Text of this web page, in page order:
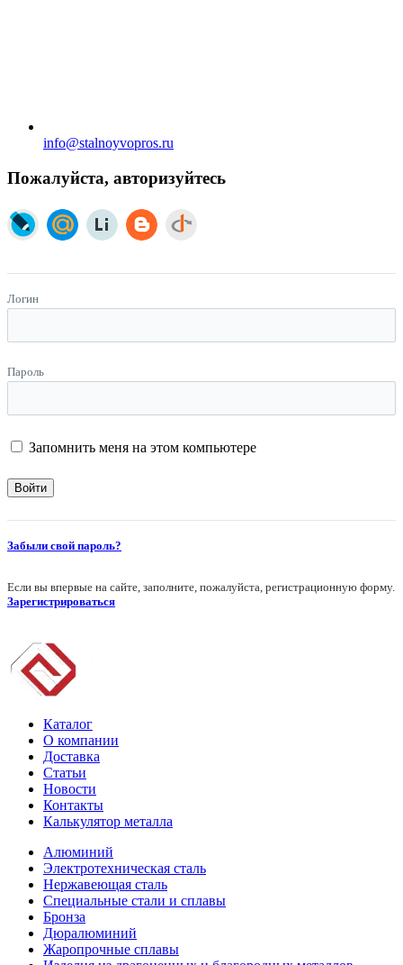
info@stalnoyvopros.ru
Пожалуйста, авторизуйтесь
Логин
Пароль
Запомнить меня на этом компьютере
Забыли свой пароль?
Если вы впервые на сайте, заполните, пожалуйста, регистрационную форму.
Зарегистрироваться
Каталог
О компании
Доставка
Статьи
Новости
Контакты
Калькулятор металла
Алюминий
Электротехническая сталь
Нержавеющая сталь
Специальные стали и сплавы
Бронза
Дюралюминий
Жаропрочные сплавы